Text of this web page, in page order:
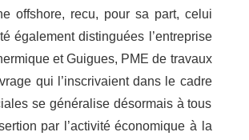
offshore, recu, pour sa part, celui
également distinguées l’entreprise
et Guigues, PME de travaux
qui l’inscrivaient dans le cadre
se généralise désormais à tous
par l’activité économique à la